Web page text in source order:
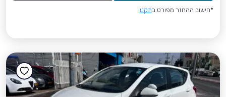
*חישוב ההחזר מפורט בתקנון